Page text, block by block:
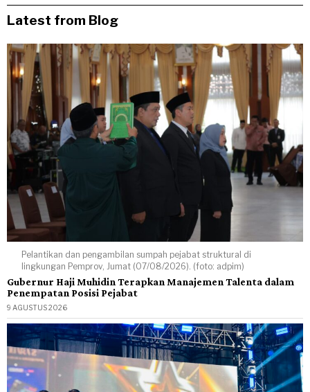
Latest from Blog
Pelantikan dan pengambilan sumpah pejabat struktural di
lingkungan Pemprov, Jumat (07/08/2026). (foto: adpim)
Gubernur Haji Muhidin Terapkan Manajemen Talenta dalam
Penempatan Posisi Pejabat
9 AGUSTUS 2026